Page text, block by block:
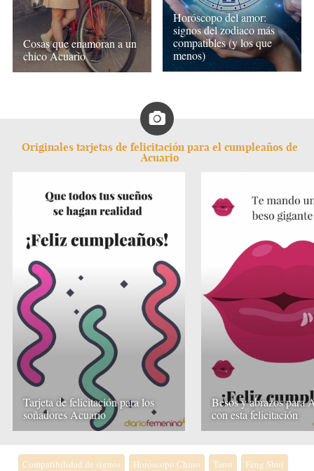
Cosas que enamoran a un
chico Acuario
Horóscopo del amor:
signos del zodiaco más
compatibles (y los que
menos)
Originales tarjetas de felicitación para el cumpleaños de
Acuario
Tarjeta de felicitación para los
soñadores Acuario
Besos y abrazos para
con esta felicitación
Compatibilidad de signos Horóscopo Chino Tarot Feng Shui